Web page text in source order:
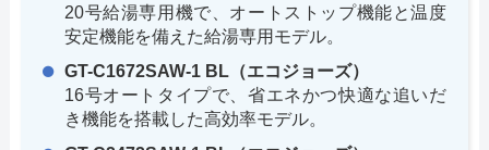
20号給湯専用機で、オートストップ機能と温度
安定機能を備えた給湯専用モデル。
GT-C1672SAW-1 BL（エコジョーズ）
16号オートタイプで、省エネかつ快適な追いだ
き機能を搭載した高効率モデル。